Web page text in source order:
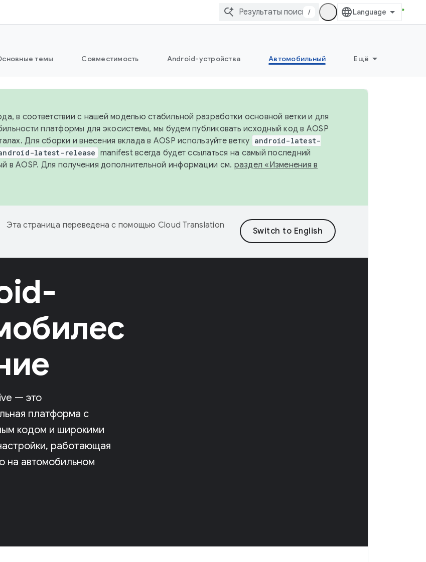
/
темы Совместимость Android-устройства Автомобильный Ещё
в соответствии с нашей моделью стабильной разработки основной ветки и для
платформы для экосистемы, мы будем публиковать исходный код в AOSP
Для сборки и внесения вклада в AOSP используйте ветку android-latest-
latest-release manifest всегда будет ссылаться на самый последний
в AOSP. Для получения дополнительной информации см. раздел «Изменения в
Эта страница переведена с помощью Cloud Translation
— это
платформа с
кодом и широкими
работающая
на автомобильном